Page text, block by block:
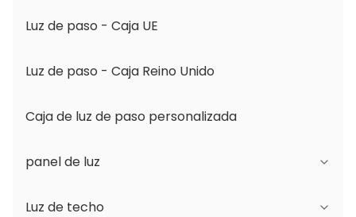
Luz de paso - Caja UE
Luz de paso - Caja Reino Unido
Caja de luz de paso personalizada
panel de luz
Serie JDL
Luz de techo